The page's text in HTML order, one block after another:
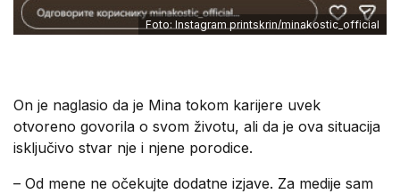
Foto: Instagram printskrin/minakostic_official
On je naglasio da je Mina tokom karijere uvek
otvoreno govorila o svom životu, ali da je ova situacija
isključivo stvar nje i njene porodice.
– Od mene ne očekujte dodatne izjave. Za medije sam